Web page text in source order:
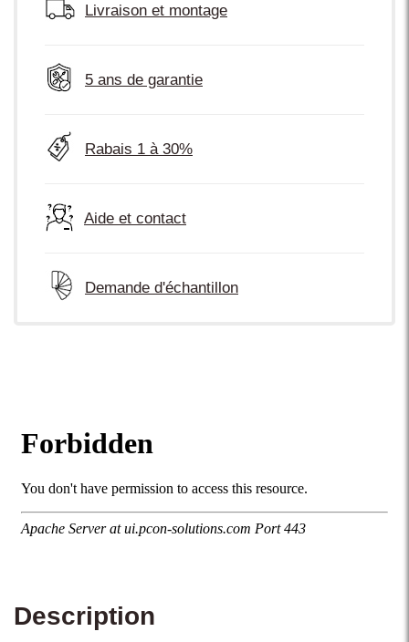
Livraison et montage
5 ans de garantie
Rabais 1 à 30%
Aide et contact
Demande d'échantillon
Description